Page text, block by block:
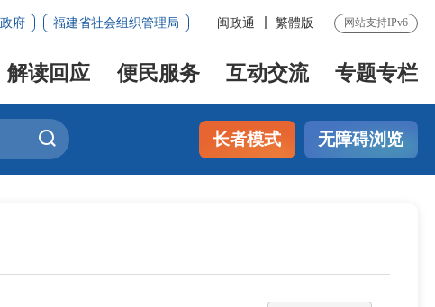
府 福建省社会组织管理局 闽政通 繁體版 网站支持IPv6
解读回应 便民服务 互动交流 专题专栏
长者模式 无障碍浏览